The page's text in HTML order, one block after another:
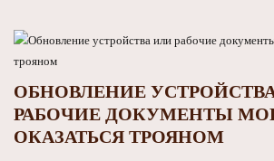
ОБНОВЛЕНИЕ
РАБОЧИЕ ДОКУМЕНТЫ
ОКАЗАТЬСЯ ТРОЯНОМ